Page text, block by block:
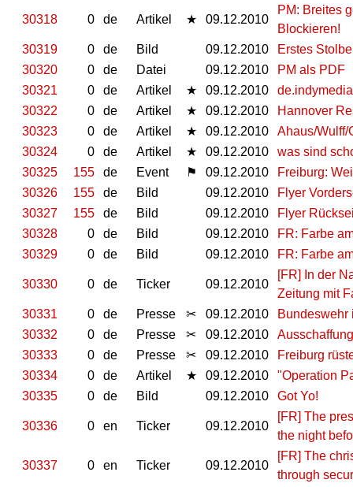
30318 0 de Artikel ★ 09.12.2010
PM: Breites
Blockieren!
30319
0 de Bild 09.12.2010
Erstes
30320
0 de Datei 09.12.2010
PM als PDF
30321
0 de Artikel ★ 09.12.2010
30322
0 de Artikel ★ 09.12.2010
Hannover
30323
0 de Artikel ★ 09.12.2010
Ahaus/Wulff/
30324
0 de Artikel ★ 09.12.2010
was sind
30325
155 de Event ⚑ 09.12.2010
Freiburg:
30326
155 de Bild 09.12.2010
Flyer
30327
155 de Bild 09.12.2010
Flyer
30328
0 de Bild 09.12.2010
FR: Farbe
30329
0 de Bild 09.12.2010 FR: Farbe
30330 0 de Ticker 09.12.2010
[FR] In der
Zeitung mit
30331
0 de Presse ✂ 09.12.2010
Bundeswehr
30332
0 de Presse ✂ 09.12.2010
30333
0 de Presse ✂ 09.12.2010
Freiburg
30334
0 de Artikel ★ 09.12.2010
"Operation
30335
0 de Bild 09.12.2010 Got Yo!
30336 0 en Ticker 09.12.2010
[FR] The
the night
30337 0 en Ticker 09.12.2010
[FR] The
through